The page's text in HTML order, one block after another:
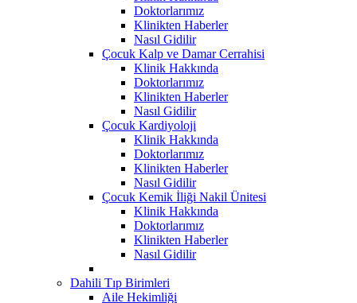
Doktorlarımız
Klinikten Haberler
Nasıl Gidilir
Çocuk Kalp ve Damar Cerrahisi
Klinik Hakkında
Doktorlarımız
Klinikten Haberler
Nasıl Gidilir
Çocuk Kardiyoloji
Klinik Hakkında
Doktorlarımız
Klinikten Haberler
Nasıl Gidilir
Çocuk Kemik İliği Nakil Ünitesi
Klinik Hakkında
Doktorlarımız
Klinikten Haberler
Nasıl Gidilir
Dahili Tıp Birimleri
Aile Hekimliği